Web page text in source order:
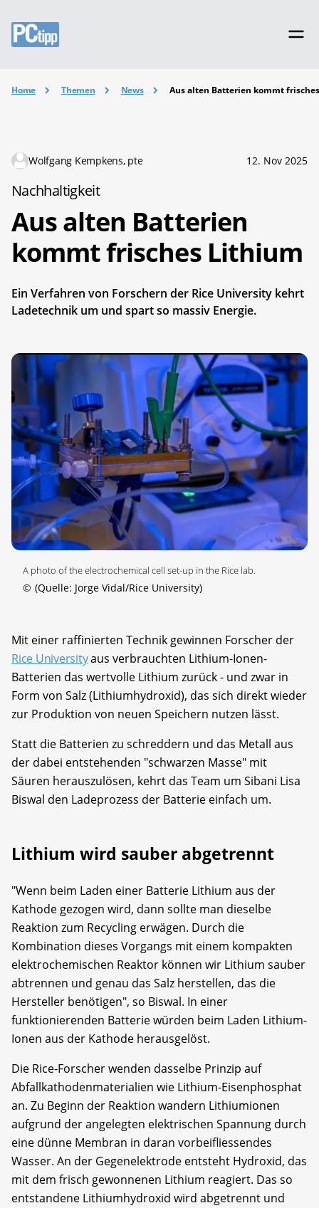
Home Themen News Aus alten Batterien kommt
Wolfgang Kempkens, pte 12. Nov 2025
Nachhaltigkeit
Aus alten Batterien
kommt frisches Lithium
Ein Verfahren von Forschern der Rice University kehrt
Ladetechnik um und spart so massiv Energie.
A photo of the electrochemical cell set-up in the Rice lab.
© (Quelle: Jorge Vidal/Rice University)
Mit einer raffinierten Technik gewinnen Forscher der
Rice Universityaus verbrauchten Lithium-Ionen-
Batterien das wertvolle Lithium zurück - und zwar in
Form von Salz (Lithiumhydroxid), das sich direkt wieder
zur Produktion von neuen Speichern nutzen lässt.
Statt die Batterien zu schreddern und das Metall aus
der dabei entstehenden "schwarzen Masse" mit
Säuren herauszulösen, kehrt das Team um Sibani Lisa
Biswal den Ladeprozess der Batterie einfach um.
Lithium wird sauber abgetrennt
"Wenn beim Laden einer Batterie Lithium aus der
Kathode gezogen wird, dann sollte man dieselbe
Reaktion zum Recycling erwägen. Durch die
Kombination dieses Vorgangs mit einem kompakten
elektrochemischen Reaktor können wir Lithium sauber
abtrennen und genau das Salz herstellen, das die
Hersteller benötigen", so Biswal. In einer
funktionierenden Batterie würden beim Laden Lithium-
Ionen aus der Kathode herausgelöst.
Die Rice-Forscher wenden dasselbe Prinzip auf
Abfallkathodenmaterialien wie Lithium-Eisenphosphat
an. Zu Beginn der Reaktion wandern Lithiumionen
aufgrund der angelegten elektrischen Spannung durch
eine dünne Membran in daran vorbeifliessendes
Wasser. An der Gegenelektrode entsteht Hydroxid, das
mit dem frisch gewonnenen Lithium reagiert. Das so
entstandene Lithiumhydroxid wird abgetrennt und